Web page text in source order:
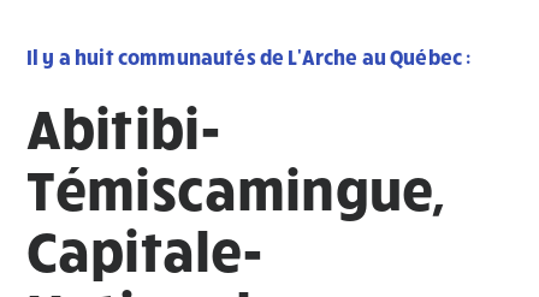
Il y a huit communautés de L'Arche au Québec :
Abitibi-
Témiscamingue,
Capitale-